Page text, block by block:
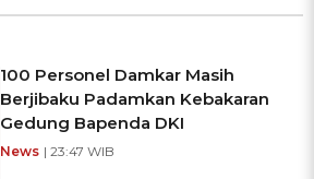
100 Personel Damkar Masih
Berjibaku Padamkan Kebakaran
Gedung Bapenda DKI
News | 23:47 WIB